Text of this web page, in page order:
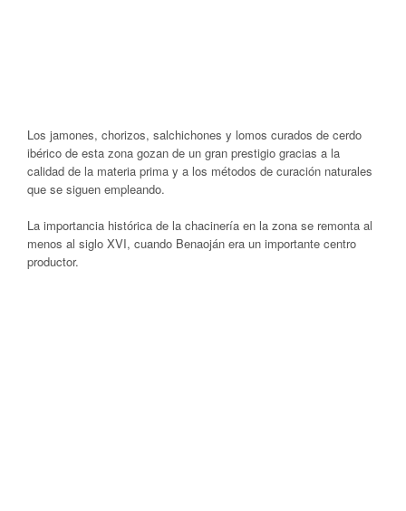
Los jamones, chorizos, salchichones y lomos curados de cerdo
ibérico de esta zona gozan de un gran prestigio gracias a la
calidad de la materia prima y a los métodos de curación naturales
que se siguen empleando.
La importancia histórica de la chacinería en la zona se remonta al
menos al siglo XVI, cuando Benaoján era un importante centro
productor.